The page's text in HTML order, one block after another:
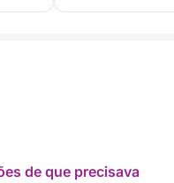
de que precisava